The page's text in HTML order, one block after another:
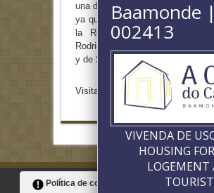
una de las más antiguas de la
ya que existía en los primeros
la Reconquista. Su dueño
Rodrigo Romais, conde de
y de Santa Marta de Ortigueira.
Visita la sección: Historia
VIVENDA DE
HOUSING
LOGEMENT
Política de cookies